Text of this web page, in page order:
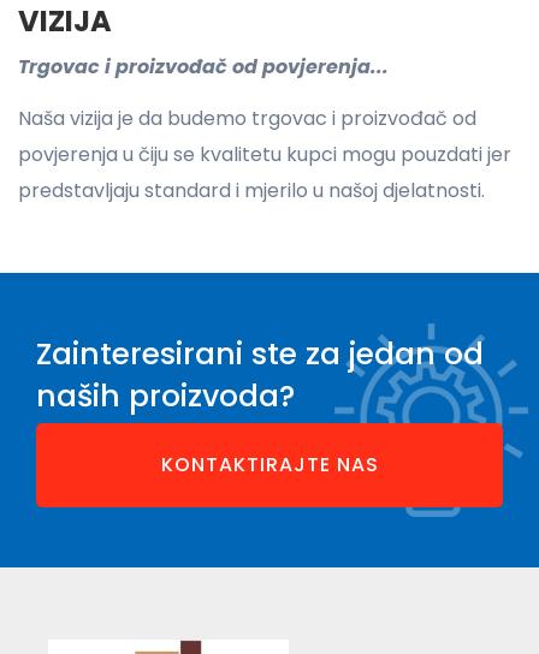
VIZIJA
Trgovac i proizvođač od povjerenja...
Naša vizija je da budemo trgovac i proizvođač od
povjerenja u čiju se kvalitetu kupci mogu pouzdati jer
predstavljaju standard i mjerilo u našoj djelatnosti.
Zainteresirani ste za jedan od
naših proizvoda?
KONTAKTIRAJTE NAS